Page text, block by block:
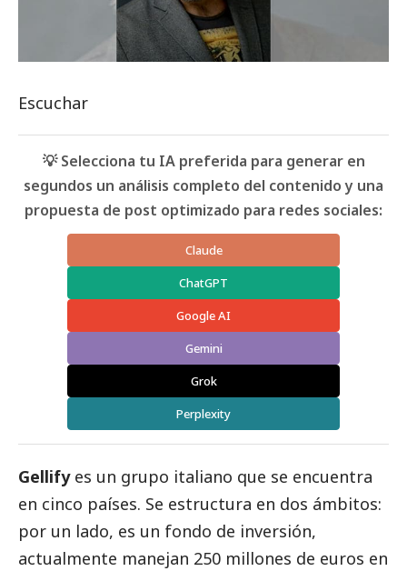
Escuchar
💡 Selecciona tu IA preferida para generar en
segundos un análisis completo del contenido y una
propuesta de post optimizado para redes sociales:
Claude
ChatGPT
Google AI
Gemini
Grok
Perplexity
Gellify es un grupo italiano que se encuentra
en cinco países. Se estructura en dos ámbitos:
por un lado, es un fondo de inversión,
actualmente manejan 250 millones de euros en